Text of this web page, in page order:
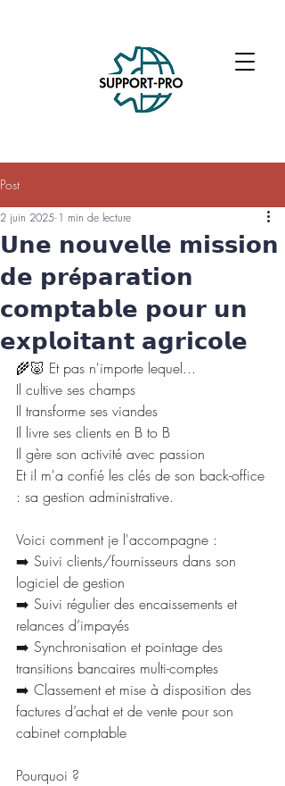
Post
𝗨𝗻𝗲 𝗻𝗼𝘂𝘃𝗲𝗹𝗹𝗲 𝗺𝗶𝘀𝘀𝗶𝗼𝗻
𝗱𝗲 𝗽𝗿é𝗽𝗮𝗿𝗮𝘁𝗶𝗼𝗻
𝗰𝗼𝗺𝗽𝘁𝗮𝗯𝗹𝗲 𝗽𝗼𝘂𝗿 𝘂𝗻
𝗲𝘅𝗽𝗹𝗼𝗶𝘁𝗮𝗻𝘁 𝗮𝗴𝗿𝗶𝗰𝗼𝗹𝗲
2 juin 2025 1 min de lecture
🌾🐷 Et pas n'importe lequel...
Il cultive ses champs
Il transforme ses viandes
Il livre ses clients en B to B
Il gère son activité avec passion
Et il m'a confié les clés de son back-office
: sa gestion administrative.
Voici comment je l'accompagne :
➡️ Suivi clients/fournisseurs dans son
logiciel de gestion
➡️ Suivi régulier des encaissements et
relances d’impayés
➡️ Synchronisation et pointage des
transitions bancaires multi-comptes
➡️ Classement et mise à disposition des
factures d’achat et de vente pour son
cabinet comptable
Pourquoi ?